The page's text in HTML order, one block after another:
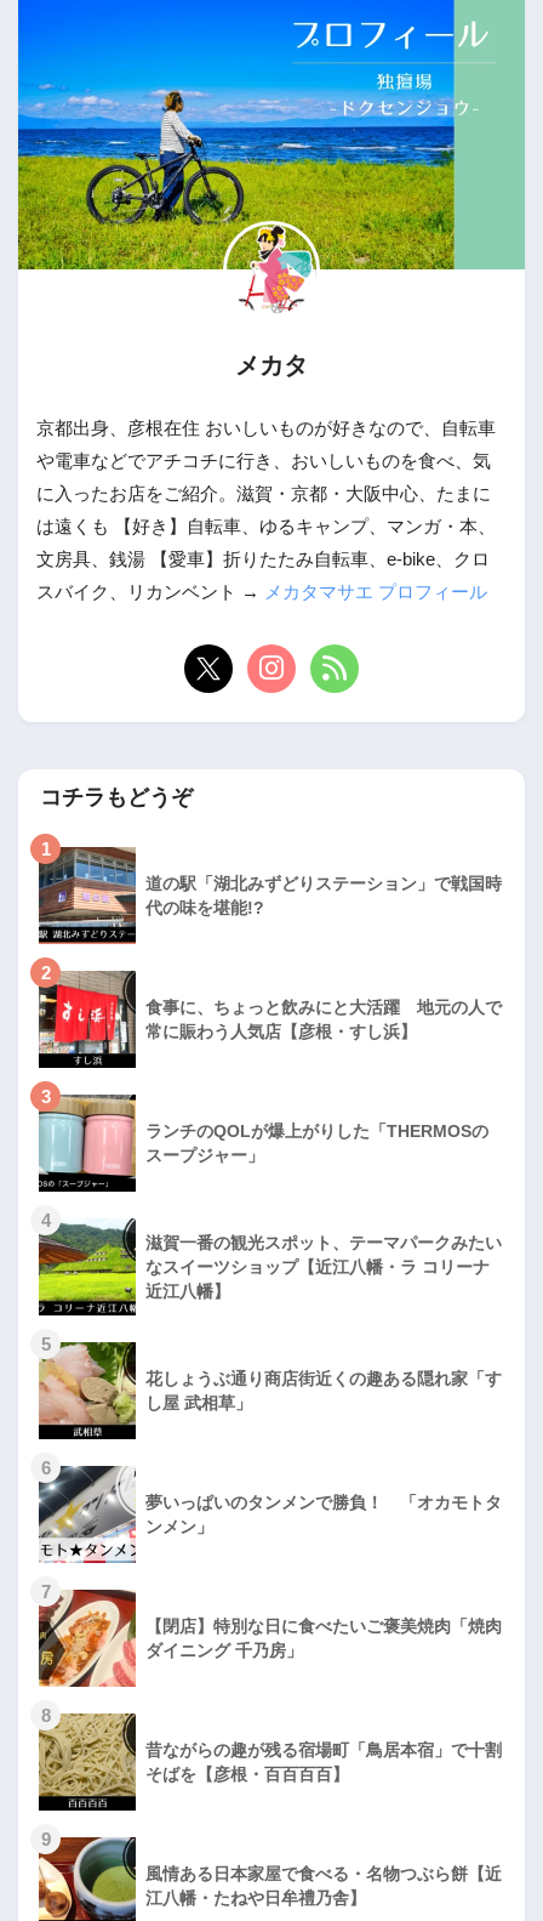
メカタ
京都出身、彦根在住 おいしいものが好きなので、自転車
や電車などでアチコチに行き、おいしいものを食べ、気
に入ったお店をご紹介。滋賀・京都・大阪中心、たまに
は遠くも 【好き】自転車、ゆるキャンプ、マンガ・本、
文房具、銭湯 【愛車】折りたたみ自転車、e-bike、クロ
スバイク、リカンベント →
メカタマサエ プロフィール
コチラもどうぞ
1
道の駅「湖北みずどりステーション」で戦国時
代の味を堪能!?
2
食事に、ちょっと飲みにと大活躍 地元の人で
常に賑わう人気店【彦根・すし浜】
3
ランチのQOLが爆上がりした「THERMOSの
スープジャー」
4
滋賀一番の観光スポット、テーマパークみたい
なスイーツショップ【近江八幡・ラ コリーナ
近江八幡】
5
花しょうぶ通り商店街近くの趣ある隠れ家「す
し屋 武相草」
6
夢いっぱいのタンメンで勝負！ 「オカモトタ
ンメン」
7
【閉店】特別な日に食べたいご褒美焼肉「焼肉
ダイニング 千乃房」
8
昔ながらの趣が残る宿場町「鳥居本宿」で十割
そばを【彦根・百百百百】
9
風情ある日本家屋で食べる・名物つぶら餅【近
江八幡・たねや日牟禮乃舎】